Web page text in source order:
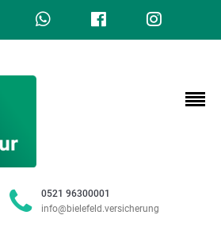
0521 96300001
info@bielefeld.versicherung
Email
WhatsAppFacebook